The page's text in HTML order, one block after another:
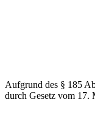
Aufgrund des § 185
durch Gesetz vom 17.